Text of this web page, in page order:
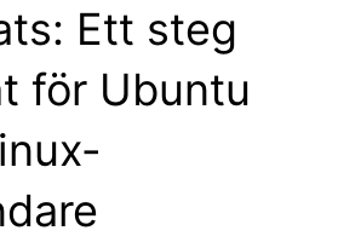
Ett steg
för Ubuntu